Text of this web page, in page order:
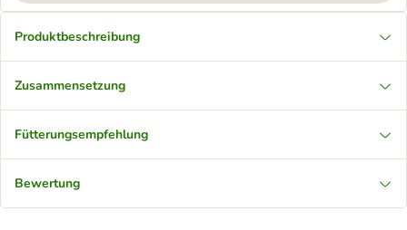
Produktbeschreibung
Zusammensetzung
Fütterungsempfehlung
Bewertung